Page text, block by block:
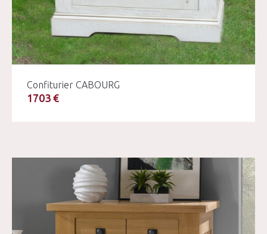
Confiturier CABOURG
1703 €